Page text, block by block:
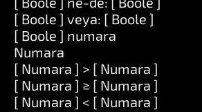
[ Boole ] veya: [ Boole ]
[ Boole ] numara
Numara
[ Numara ] > [ Numara ]
[ Numara ] ≥ [ Numara ]
[ Numara ] < [ Numara ]